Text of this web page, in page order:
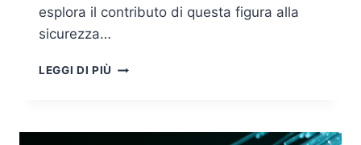
esplora il contributo di questa figura alla
sicurezza…
LEGGI DI PIÙ ANALISTA
E